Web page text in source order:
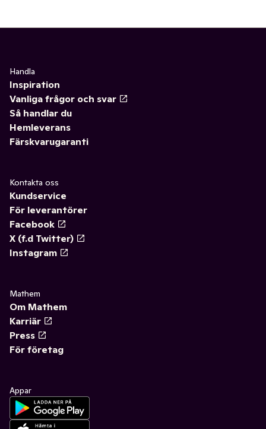
Handla
Inspiration
Vanliga frågor och svar
Så handlar du
Hemleverans
Färskvarugaranti
Kontakta oss
Kundservice
För leverantörer
Facebook
X (f.d Twitter)
Instagram
Mathem
Om Mathem
Karriär
Press
För företag
Appar